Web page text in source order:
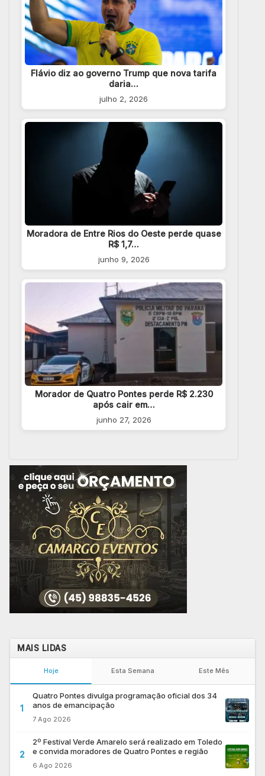
Flávio diz ao governo Trump que nova tarifa
daria…
julho 2, 2026
Moradora de Entre Rios do Oeste perde quase
R$ 1,7…
junho 9, 2026
Morador de Quatro Pontes perde R$ 2.230
após cair em…
junho 27, 2026
MAIS LIDAS
Hoje Esta Semana Este Mês
1
Quatro Pontes divulga programação oficial dos 34
anos de emancipação
7 Ago 2026
2
2º Festival Verde Amarelo será realizado em Toledo
e convida moradores de Quatro Pontes e região
6 Ago 2026